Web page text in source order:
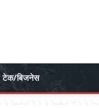
टेक/बिजनेस